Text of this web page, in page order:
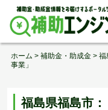
Skip
content
ホーム > 補助金・助成金 > 福
事業」
福島県福島市